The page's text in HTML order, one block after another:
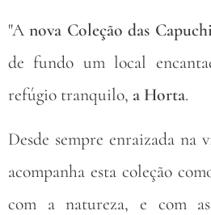
"Anova Coleção das
de fundo um local
refúgio tranquilo, a Horta.
Desde sempre enraizada
acompanha esta coleção
com a natureza, e com